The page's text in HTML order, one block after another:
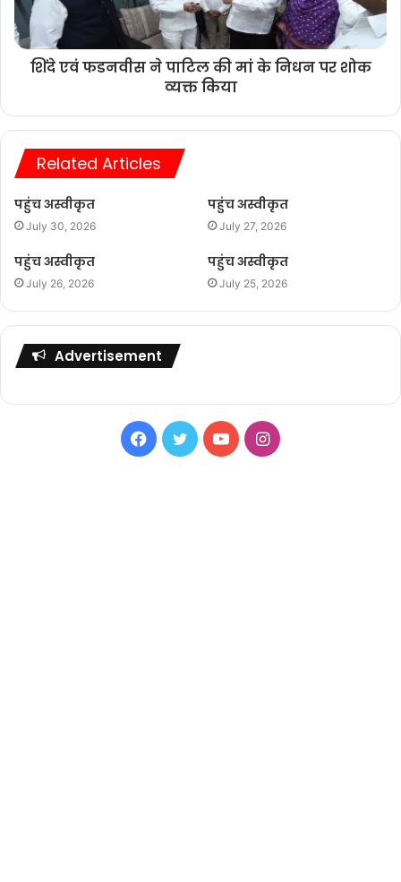
शिंदे एवं फडनवीस ने पाटिल की मां के निधन पर शोक
व्यक्त किया
Related Articles
पहुंच अस्वीकृत
July 30, 2026
पहुंच अस्वीकृत
July 27, 2026
पहुंच अस्वीकृत
July 26, 2026
पहुंच अस्वीकृत
July 25, 2026
Advertisement
Facebook
TwitterYouTubeInstagram